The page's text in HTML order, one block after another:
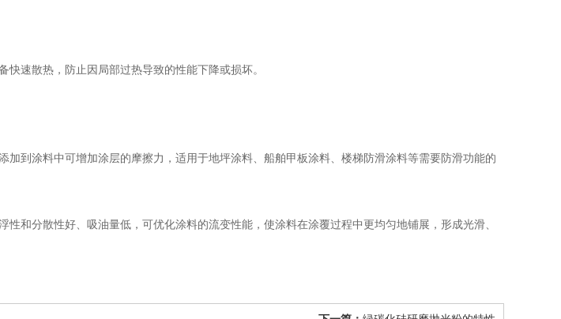
速散热，防止因局部过热导致的性能下降或损坏。
到涂料中可增加涂层的摩擦力，适用于地坪涂料、船舶甲板涂料、楼梯防滑涂料等需要防滑功能的
和分散性好、吸油量低，可优化涂料的流变性能，使涂料在涂覆过程中更均匀地铺展，形成光滑、